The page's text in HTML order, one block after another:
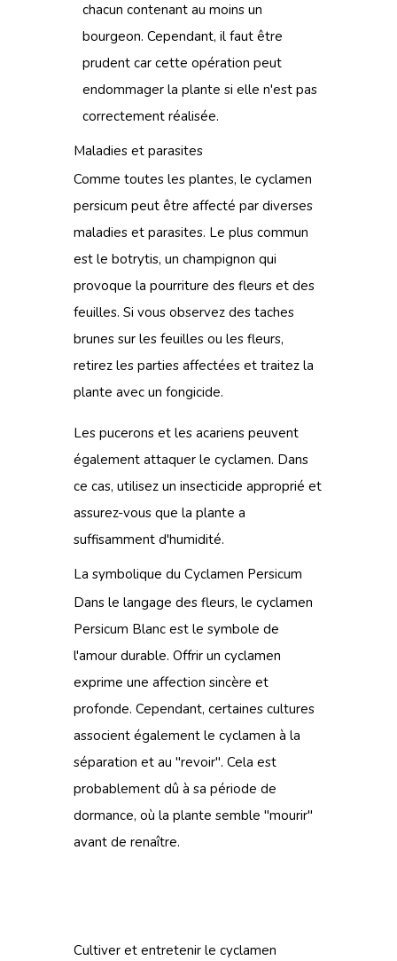
chacun contenant au moins un
bourgeon. Cependant, il faut être
prudent car cette opération peut
endommager la plante si elle n'est pas
correctement réalisée.
Maladies et parasites
Comme toutes les plantes, le cyclamen
persicum peut être affecté par diverses
maladies et parasites. Le plus commun
est le botrytis, un champignon qui
provoque la pourriture des fleurs et des
feuilles. Si vous observez des taches
brunes sur les feuilles ou les fleurs,
retirez les parties affectées et traitez la
plante avec un fongicide.
Les pucerons et les acariens peuvent
également attaquer le cyclamen. Dans
ce cas, utilisez un insecticide approprié et
assurez-vous que la plante a
suffisamment d'humidité.
La symbolique du Cyclamen Persicum
Dans le langage des fleurs, le cyclamen
Persicum Blanc est le symbole de
l'amour durable. Offrir un cyclamen
exprime une affection sincère et
profonde. Cependant, certaines cultures
associent également le cyclamen à la
séparation et au "revoir". Cela est
probablement dû à sa période de
dormance, où la plante semble "mourir"
avant de renaître.
Cultiver et entretenir le cyclamen